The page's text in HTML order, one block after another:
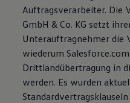
Magazin
Lifestyle
Familie
Volkswagen
Pannen- und
Volkswagen
Auftragsverarbeiter. Die
GmbH & Co. KG setzt
Unterauftragnehmer die
wiederum
Drittlandübertragung in
werden. Es wurden